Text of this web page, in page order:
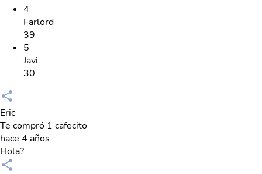
4
Farlord
39
5
Javi
30
Eric
Te compró 1 cafecito
hace 4 años
Hola?